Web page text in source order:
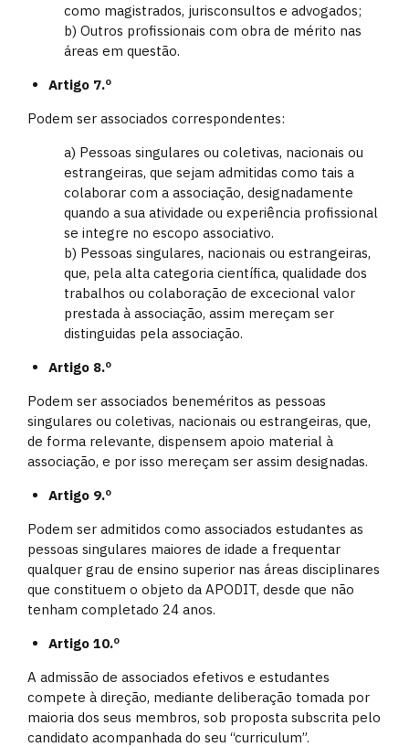
como magistrados, jurisconsultos e advogados;
b) Outros profissionais com obra de mérito nas
áreas em questão.
Artigo 7.º
Podem ser associados correspondentes:
a) Pessoas singulares ou coletivas, nacionais ou
estrangeiras, que sejam admitidas como tais a
colaborar com a associação, designadamente
quando a sua atividade ou experiência profissional
se integre no escopo associativo.
b) Pessoas singulares, nacionais ou estrangeiras,
que, pela alta categoria científica, qualidade dos
trabalhos ou colaboração de excecional valor
prestada à associação, assim mereçam ser
distinguidas pela associação.
Artigo 8.º
Podem ser associados beneméritos as pessoas
singulares ou coletivas, nacionais ou estrangeiras, que,
de forma relevante, dispensem apoio material à
associação, e por isso mereçam ser assim designadas.
Artigo 9.º
Podem ser admitidos como associados estudantes as
pessoas singulares maiores de idade a frequentar
qualquer grau de ensino superior nas áreas disciplinares
que constituem o objeto da APODIT, desde que não
tenham completado 24 anos.
Artigo 10.º
A admissão de associados efetivos e estudantes
compete à direção, mediante deliberação tomada por
maioria dos seus membros, sob proposta subscrita pelo
candidato acompanhada do seu “curriculum”.